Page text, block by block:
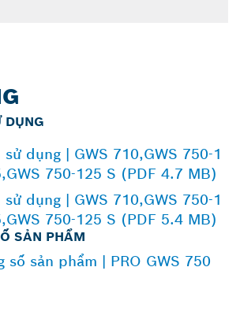
DỤNG
dụng | GWS 710,GWS 750-1
750-125 S (PDF 4.7 MB)
dụng | GWS 710,GWS 750-1
750-125 S (PDF 5.4 MB)
SẢN PHẨM
số sản phẩm | PRO GWS 750